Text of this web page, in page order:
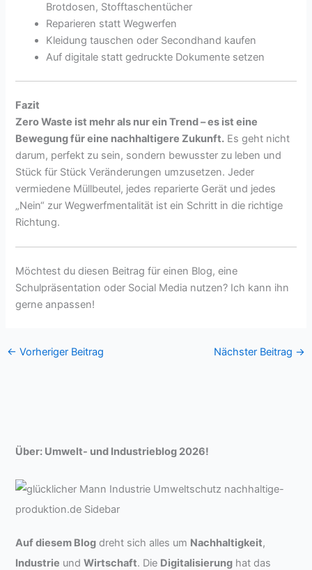
Brotdosen, Stofftaschentücher
Reparieren statt Wegwerfen
Kleidung tauschen oder Secondhand kaufen
Auf digitale statt gedruckte Dokumente setzen
Fazit
Zero Waste ist mehr als nur ein Trend – es ist eine
Bewegung für eine nachhaltigere Zukunft. Es geht nicht
darum, perfekt zu sein, sondern bewusster zu leben und
Stück für Stück Veränderungen umzusetzen. Jeder
vermiedene Müllbeutel, jedes reparierte Gerät und jedes
„Nein“ zur Wegwerfmentalität ist ein Schritt in die richtige
Richtung.
Möchtest du diesen Beitrag für einen Blog, eine
Schulpräsentation oder Social Media nutzen? Ich kann ihn
gerne anpassen!
← Vorheriger Beitrag Nächster Beitrag →
Über: Umwelt- und Industrieblog 2026!
Auf diesem Blog dreht sich alles um Nachhaltigkeit,
Industrie undWirtschaft. Die Digitalisierung hat das